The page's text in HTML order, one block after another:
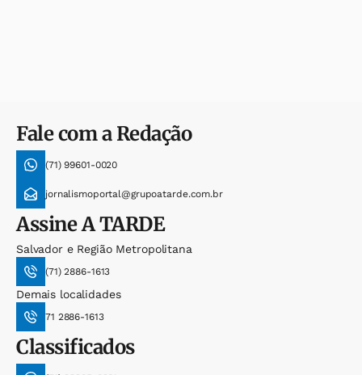
Fale com a Redação
(71) 99601-0020
jornalismoportal@grupoatarde.com.br
AssineA TARDE
Salvador e Região Metropolitana
(71) 2886-1613
Demais localidades
71 2886-1613
Classificados